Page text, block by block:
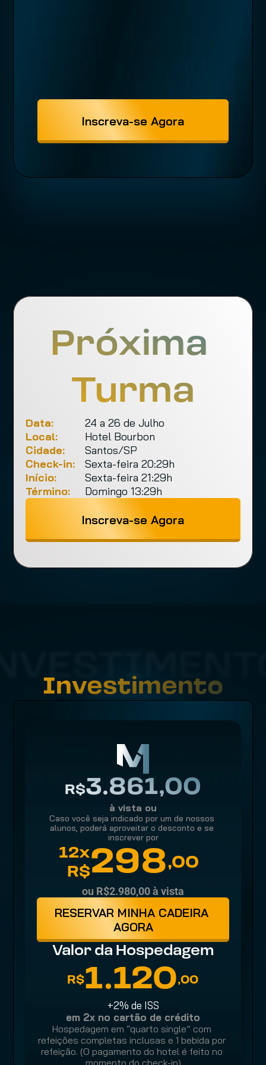
Inscreva-se Agora
Próxima
Turma
Data:
24 a 26 de Julho
Local:
Hotel Bourbon
Cidade:
Santos/SP
Check-in:
Sexta-feira 20:29h
Início:
Sexta-feira 21:29h
Término:
Domingo 13:29h
Inscreva-se Agora
Investimento
R$3.861,00
à vista ou
Caso você seja indicado por um de nossos
alunos, poderá aproveitar o desconto e se
inscrever por
12x
R$298,00
ou R$2.980,00 à vista
RESERVAR MINHA CADEIRA
AGORA
Valor da Hospedagem
R$1.120,00
+2% de ISS
em 2x no cartão de crédito
Hospedagem em “quarto single” com
refeições completas inclusas e 1 bebida por
refeição. (O pagamento do hotel é feito no
momento do check-in)